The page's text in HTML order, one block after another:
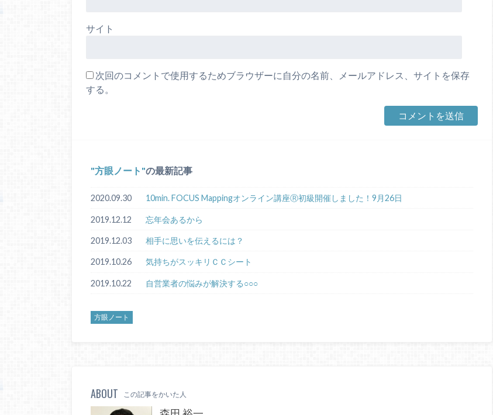
サイト
次回のコメントで使用するためブラウザーに自分の名前、メールアドレス、サイトを保存
する。
方眼ノート の最新記事
2020.09.30 10min. FOCUS Mappingオンライン講座Ⓡ初級開催しました！9月26日
2019.12.12 忘年会あるから
2019.12.03 相手に思いを伝えるには？
2019.10.26 気持ちがスッキリＣＣシート
2019.10.22 自営業者の悩みが解決する○○○
方眼ノート
ABOUT この記事をかいた人